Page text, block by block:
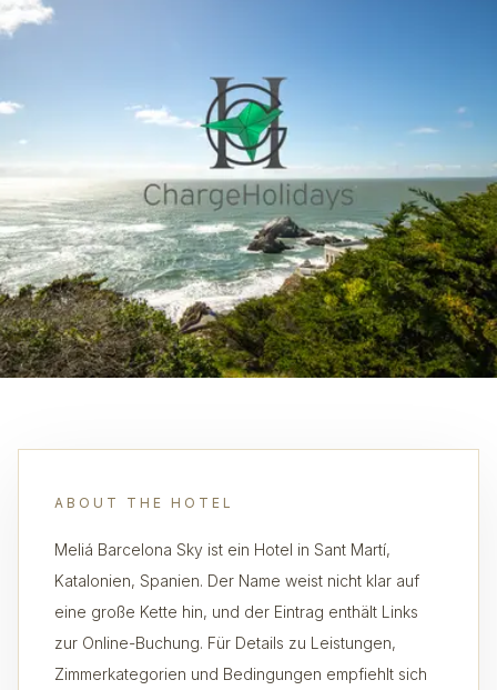
ABOUT THE HOTEL
Meliá Barcelona Sky ist ein Hotel in Sant Martí,
Katalonien, Spanien. Der Name weist nicht klar auf
eine große Kette hin, und der Eintrag enthält Links
zur Online-Buchung. Für Details zu Leistungen,
Zimmerkategorien und Bedingungen empfiehlt sich